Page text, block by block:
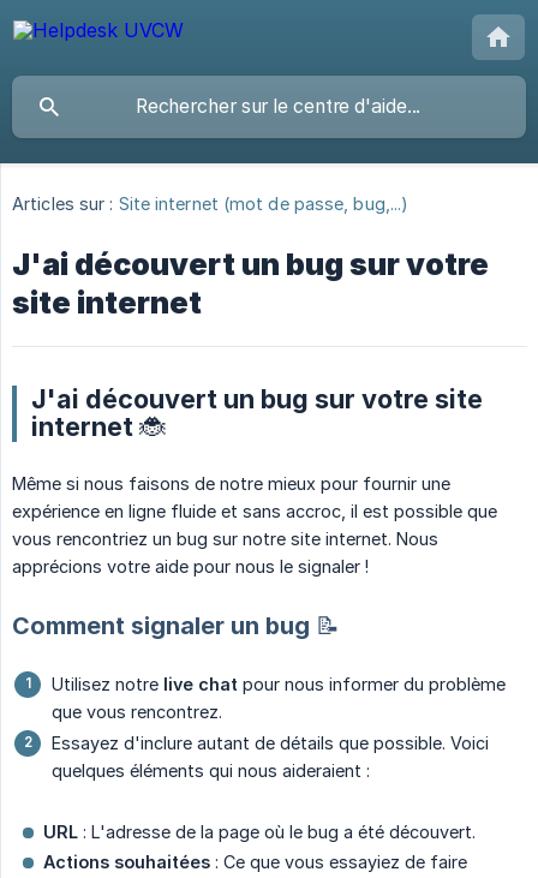
Articles sur : Site internet (mot de passe, bug,...)
J'ai découvert un bug sur votre
site internet
J'ai découvert un bug sur votre site
internet 🐞
Même si nous faisons de notre mieux pour fournir une
expérience en ligne fluide et sans accroc, il est possible que
vous rencontriez un bug sur notre site internet. Nous
apprécions votre aide pour nous le signaler !
Comment signaler un bug 📝
Utilisez notre live chat pour nous informer du problème
que vous rencontrez.
Essayez d'inclure autant de détails que possible. Voici
quelques éléments qui nous aideraient :
URL : L'adresse de la page où le bug a été découvert.
Actions souhaitées : Ce que vous essayiez de faire